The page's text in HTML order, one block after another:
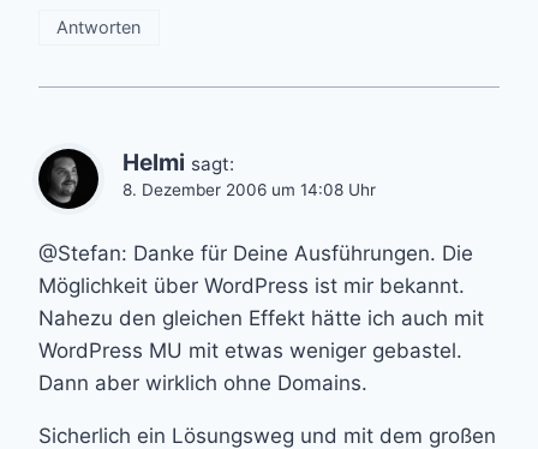
Antworten
Helmi sagt:
8. Dezember 2006 um 14:08 Uhr
@Stefan: Danke für Deine Ausführungen. Die
Möglichkeit über WordPress ist mir bekannt.
Nahezu den gleichen Effekt hätte ich auch mit
WordPress MU mit etwas weniger gebastel.
Dann aber wirklich ohne Domains.
Sicherlich ein Lösungsweg und mit dem großen